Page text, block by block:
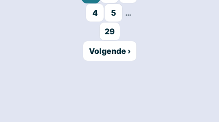
4
5
…
29
Volgende ›